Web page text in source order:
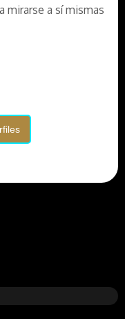
mirarse a sí mismas